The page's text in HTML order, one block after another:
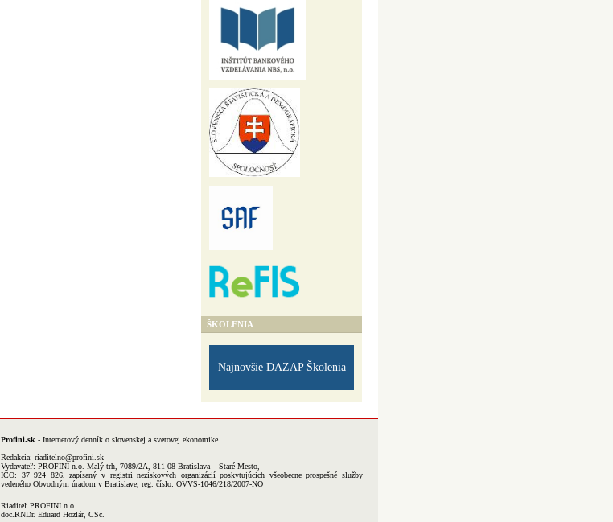
ŠKOLENIA
Najnovšie DAZAP Školenia
Profini.sk - Internetový denník o slovenskej a svetovej ekonomike
Redakcia: riaditelno@profini.sk
Vydavateľ: PROFINI n.o. Malý trh, 7089/2A, 811 08 Bratislava – Staré Mesto,
IČO: 37 924 826, zapísaný v registri neziskových organizácií poskytujúcich všeobecne prospešné služby
vedeného Obvodným úradom v Bratislave, reg. číslo: OVVS-1046/218/2007-NO
Riaditeľ PROFINI n.o.
doc.RNDr. Eduard Hozlár, CSc.